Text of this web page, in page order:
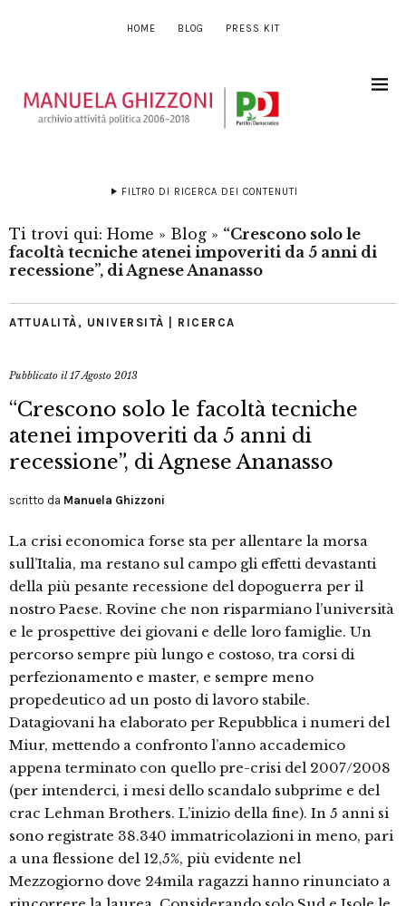
HOME BLOG PRESS KIT
FILTRO DI RICERCA DEI CONTENUTI
Ti trovi qui: Home » Blog » “Crescono solo le
facoltà tecniche atenei impoveriti da 5 anni di
recessione”, di Agnese Ananasso
ATTUALITÀ , UNIVERSITÀ | RICERCA
Pubblicato il17 Agosto 2013
“Crescono solo le facoltà tecniche
atenei impoveriti da 5 anni di
recessione”, di Agnese Ananasso
scritto da Manuela Ghizzoni
La crisi economica forse sta per allentare la morsa
sull’Italia, ma restano sul campo gli effetti devastanti
della più pesante recessione del dopoguerra per il
nostro Paese. Rovine che non risparmiano l’università
e le prospettive dei giovani e delle loro famiglie. Un
percorso sempre più lungo e costoso, tra corsi di
perfezionamento e master, e sempre meno
propedeutico ad un posto di lavoro stabile.
Datagiovani ha elaborato per Repubblica i numeri del
Miur, mettendo a confronto l’anno accademico
appena terminato con quello pre-crisi del 2007/2008
(per intenderci, i mesi dello scandalo subprime e del
crac Lehman Brothers. L’inizio della fine). In 5 anni si
sono registrate 38.340 immatricolazioni in meno, pari
a una flessione del 12,5%, più evidente nel
Mezzogiorno dove 24mila ragazzi hanno rinunciato a